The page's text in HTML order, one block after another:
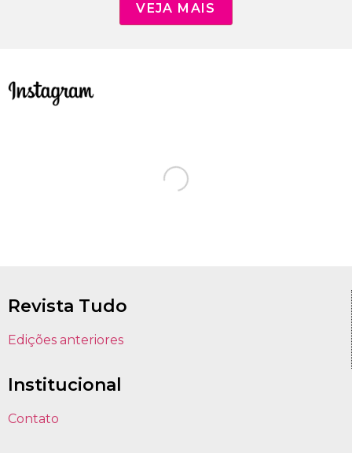
VEJA MAIS
Revista Tudo
Edições anteriores
Institucional
Contato